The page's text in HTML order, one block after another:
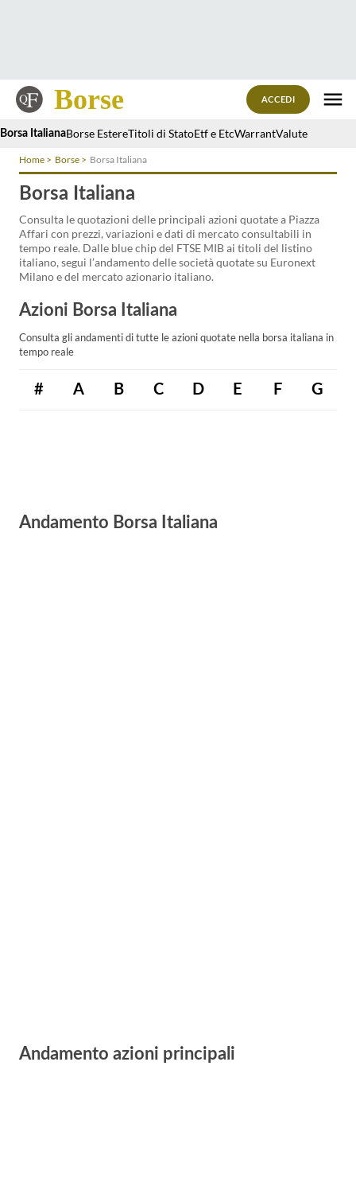
Borse
Borsa ItalianaBorse EstereTitoli di StatoEtf e EtcWarrantValute
ACCEDI
Home Borse Borsa Italiana
Borsa Italiana
Consulta le quotazioni delle principali azioni quotate a Piazza
Affari con prezzi, variazioni e dati di mercato consultabili in
tempo reale. Dalle blue chip del FTSE MIB ai titoli del listino
italiano, segui l’andamento delle società quotate su Euronext
Milano e del mercato azionario italiano.
Azioni Borsa Italiana
Consulta gli andamenti di tutte le azioni quotate nella borsa italiana in
tempo reale
# A B C D E F G
Andamento Borsa Italiana
Andamento azioni principali